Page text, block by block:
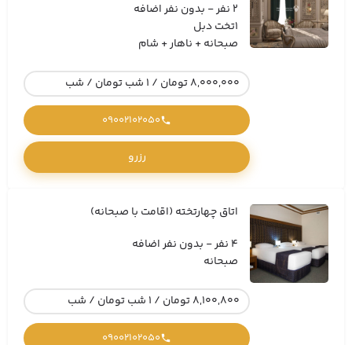
2 نفر - بدون نفر اضافه
1تخت دبل
صبحانه + ناهار + شام
8,000,000 تومان / 1 شب تومان / شب
09002102050
رزرو
اتاق چهارتخته (اقامت با صبحانه)
4 نفر - بدون نفر اضافه
صبحانه
8,100,800 تومان / 1 شب تومان / شب
09002102050